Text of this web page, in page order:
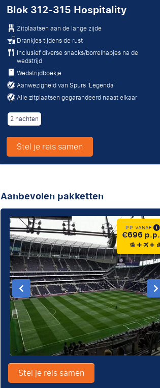
Blok 312-315 Hospitality
Zitplaatsen aan de lange zijde
Drankjes tijdens de rust
Inclusief diverse snacks/borrelhapjes na de
wedstrijd
Wedstrijdboekje
Aanwezigheid van Spurs 'Legends'
Alle zitplaatsen gegarandeerd naast elkaar
2 nachten
Stel je reis samen
Aanbevolen pakketten
P.P. VANAF
€696 p.p.
Stel je reis samen